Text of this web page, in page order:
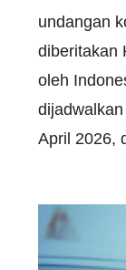
undangan
diberitakan
oleh
April 2026,